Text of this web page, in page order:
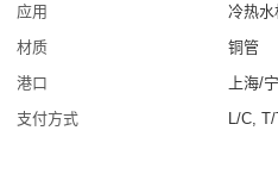
应用
冷热
材质
铜管
港口
上海/
支付方式
L/C,